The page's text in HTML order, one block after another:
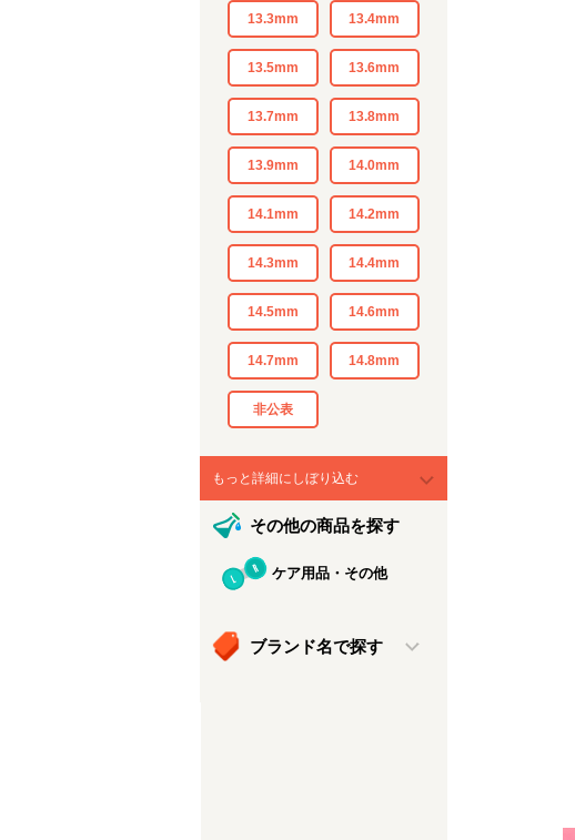
13.3mm 13.4mm
13.5mm 13.6mm
13.7mm 13.8mm
13.9mm 14.0mm
14.1mm 14.2mm
14.3mm 14.4mm
14.5mm 14.6mm
14.7mm 14.8mm
非公表
もっと詳細にしぼり込む
その他の商品を探す
ケア用品・その他
ブランド名で探す